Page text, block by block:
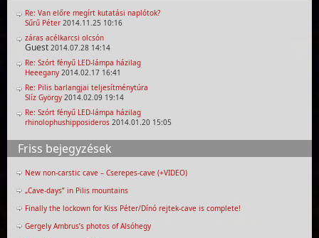
Re: Van előre megírt kutatási naplótok?
Sűrű Péter 2014.11.25 10:16
záras acélkarcsi olcsón
Guest 2014.07.28 14:14
Re: Szórt fényű LED-lámpa házilag
Heeegany 2014.02.17 16:41
Re: Pilis barlangjai teljesítménytúra
Slíz György 2014.02.09 19:14
Re: Szórt fényű LED-lámpa házilag
rhinolophushipposideros 2014.01.20 15:05
Friss bejegyzések
New non-carstic cave – Cserepes-cave (+VIDEO)
„Cave-days” in Pilis mountains
Finally the lockown for Kiss Péter/Dínó rejtek-cave is complete!
Gergely Ambrus’s photos of Alsóhegy